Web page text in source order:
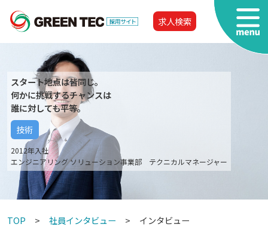
求人検索
スタート地点は皆同じ。
何かに挑戦するチャンスは
誰に対しても平等。
技術
2012年入社
エンジニアリング ソリューション事業部 テクニカルマネージャー
TOP 社員インタビュー インタビュー